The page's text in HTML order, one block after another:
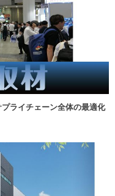
ライチェーン全体の最適化